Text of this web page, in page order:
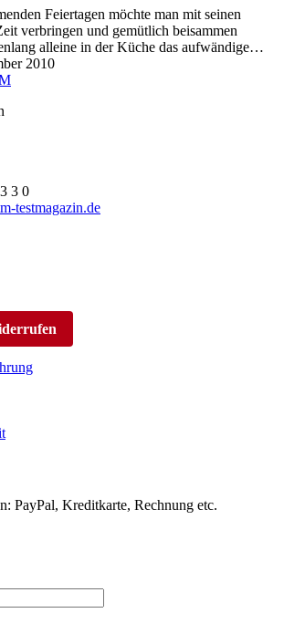
Feiertagen möchte man mit seinen
verbringen und gemütlich beisammen
alleine in der Küche das aufwändige…
2010
3 0
testmagazin.de